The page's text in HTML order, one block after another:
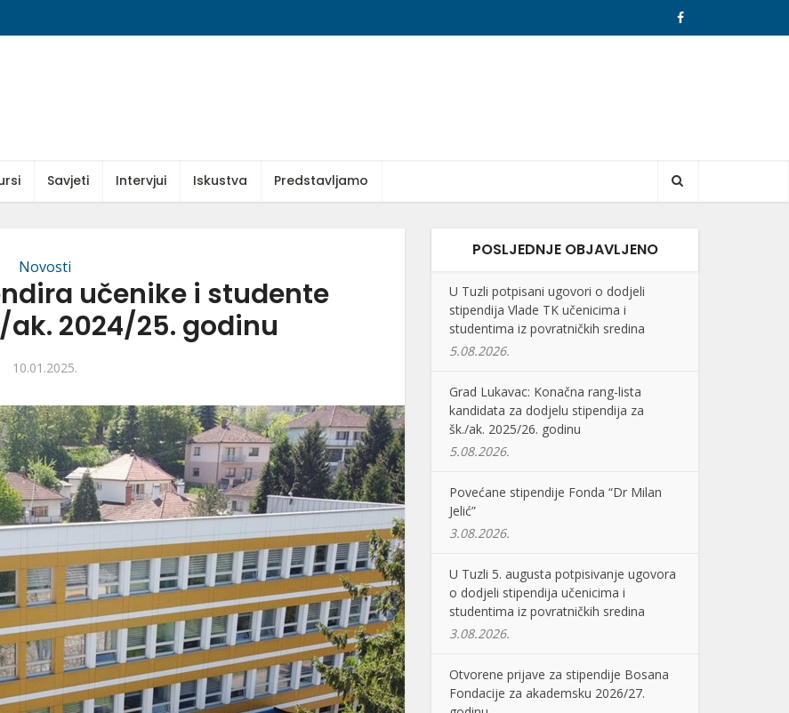
Savjeti Intervjui Iskustva Predstavljamo
Novosti
učenike i studente
2024/25. godinu
10.01.2025.
POSLJEDNJE OBJAVLJENO
U Tuzli potpisani ugovori o dodjeli
stipendija Vlade TK učenicima i
studentima iz povratničkih sredina
5.08.2026.
Grad Lukavac: Konačna rang-lista
kandidata za dodjelu stipendija za
šk./ak. 2025/26. godinu
5.08.2026.
Povećane stipendije Fonda “Dr Milan
Jelić”
3.08.2026.
U Tuzli 5. augusta potpisivanje ugovora
o dodjeli stipendija učenicima i
studentima iz povratničkih sredina
3.08.2026.
Otvorene prijave za stipendije Bosana
Fondacije za akademsku 2026/27.